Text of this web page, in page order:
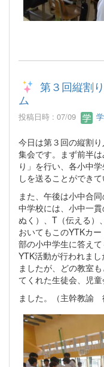
第３回縦割
ム
投稿日時 : 07/09
今日は第３回の縦割
集会です。まず前半
り」を行い、各小中
しを送ることができて
また、午後は小中合
中学校には、小中一
ぬく）、T（伝える）
おいてもこのYTKカ
部の小中学生に答え
YTK活動が行われま
ましたが、どの教室
てくれた生徒会、児
ました。（主幹教諭